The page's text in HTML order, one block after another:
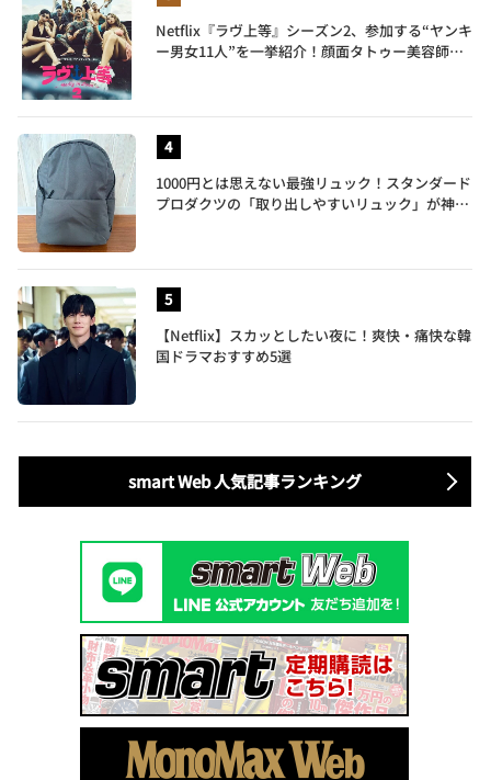
Netflix『ラヴ上等』シーズン2、参加する“ヤンキ
ー男女11人”を一挙紹介！顔面タトゥー美容師、
1000円とは思えない最強リュック！スタンダード
プロダクツの「取り出しやすいリュック」が神す
【Netflix】スカッとしたい夜に！爽快・痛快な韓
国ドラマおすすめ5選
smart Web 人気記事ランキング